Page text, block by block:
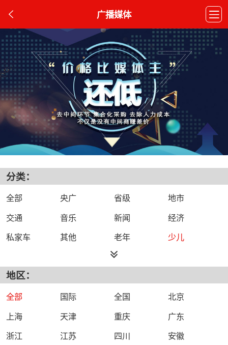
广播媒体
分类：
全部 央广 省级
地市
交通
音乐 新闻
经济
私家车
其他 老年
少儿
旅游
外语
农村
戏曲 娱乐
城市
健康
生活
地区：
全部 国际 全国
北京
上海
天津 重庆
广东
浙江
江苏 四川
安徽